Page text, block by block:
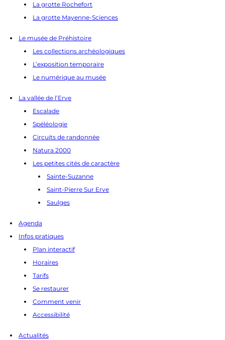
La grotte Rochefort
La grotte Mayenne-Sciences
Le musée de Préhistoire
Les collections archéologiques
L’exposition temporaire
Le numérique au musée
La vallée de l’Erve
Escalade
Spéléologie
Circuits de randonnée
Natura 2000
Les petites cités de caractère
Sainte-Suzanne
Saint-Pierre Sur Erve
Saulges
Agenda
Infos pratiques
Plan interactif
Horaires
Tarifs
Se restaurer
Comment venir
Accessibilité
Actualités